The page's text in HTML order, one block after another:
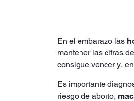
En el embarazo las
mantener las cifras
consigue vencer y,
Es importante
riesgo de aborto,